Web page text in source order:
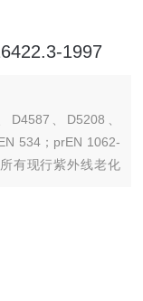
1997
、D5208、
534；prEN 1062-
有现行紫外线老化